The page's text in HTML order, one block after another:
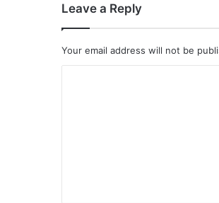
Leave a Reply
Your email address will not be